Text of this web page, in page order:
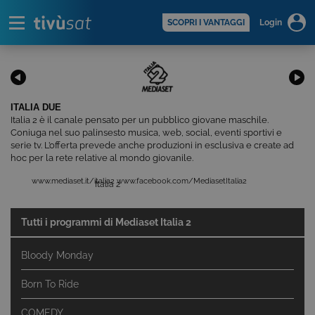
SCOPRI I VANTAGGI Login
ITALIA DUE
Italia 2 è il canale pensato per un pubblico giovane maschile.
Coniuga nel suo palinsesto musica, web, social, eventi sportivi e
serie tv. L’offerta prevede anche produzioni in esclusiva e create ad
hoc per la rete relative al mondo giovanile.
Italia 2
www.mediaset.it/italia2 www.facebook.com/MediasetItalia2
Tutti i programmi di Mediaset Italia 2
Bloody Monday
Born To Ride